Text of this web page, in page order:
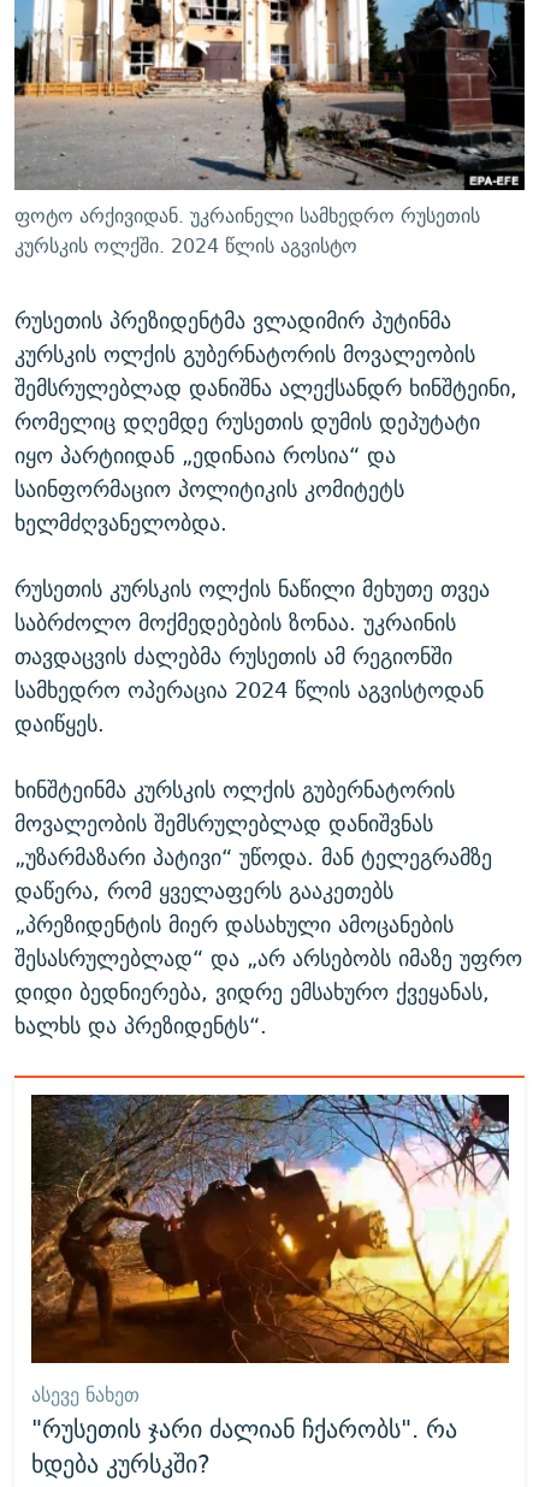
ᲛᲝᲚᲐᲞᲐᲠᲐᲙᲔ ᲢᲔᲥᲡᲢᲔᲑᲘ
ᲨᲘᲜ - ᲣᲪᲮᲝᲔᲗᲨᲘ
ᲚᲘᲢᲔᲠᲐᲢᲣᲠᲣᲚᲘ ᲬᲐᲮᲜᲐᲒᲔᲑᲘ
ᲐᲛᲔᲠᲘᲙᲣᲚᲘ ᲛᲝᲗᲮᲠᲝᲑᲐ
ᲘᲛᲞᲔᲠᲘᲐ ᲓᲐ ᲠᲐᲓᲘᲝ
ᲩᲔᲛᲘ ᲡᲘᲙᲕᲓᲘᲚᲘᲡ ᲛᲘᲖᲔᲖᲘᲐ COVID-19
11 ᲬᲔᲚᲘ - 11 ᲐᲛᲑᲐᲕᲘ
ᲡᲐᲞᲐᲠᲚᲐᲛᲔᲜᲢᲝ ᲐᲠᲩᲔᲕᲜᲔᲑᲘᲡ ᲘᲡᲢᲝᲠᲘᲐ
ᲑᲐᲕᲨᲕᲔᲑᲘ ᲞᲠᲝᲡᲢᲘᲢᲣᲪᲘᲐᲨᲘ - ᲐᲛᲝᲣᲗᲥᲛᲔᲚᲘ ᲐᲛᲑᲐᲕᲘ
5 ᲐᲛᲑᲐᲕᲘ - 20 ᲘᲕᲜᲘᲡᲡ ᲓᲐᲨᲐᲕᲔᲑᲣᲚᲔᲑᲘ
ᲐᲒᲕᲘᲡᲢᲝᲡ ᲝᲛᲘ
ᲒᲐᲛᲝᲘᲬᲔᲠᲔ
რთე/რთ-ის ყველა საიტი
ფოტო არქივიდან. უკრაინელი სამხედრო რუსეთის
კურსკის ოლქში. 2024 წლის აგვისტო
რუსეთის პრეზიდენტმა ვლადიმირ პუტინმა
კურსკის ოლქის გუბერნატორის მოვალეობის
შემსრულებლად დანიშნა ალექსანდრ ხინშტეინი,
რომელიც დღემდე რუსეთის დუმის დეპუტატი
იყო პარტიიდან „ედინაია როსია“ და
საინფორმაციო პოლიტიკის კომიტეტს
ხელმძღვანელობდა.
რუსეთის კურსკის ოლქის ნაწილი მეხუთე თვეა
საბრძოლო მოქმედებების ზონაა. უკრაინის
თავდაცვის ძალებმა რუსეთის ამ რეგიონში
სამხედრო ოპერაცია 2024 წლის აგვისტოდან
დაიწყეს.
ხინშტეინმა კურსკის ოლქის გუბერნატორის
მოვალეობის შემსრულებლად დანიშვნას
„უზარმაზარი პატივი“ უწოდა. მან ტელეგრამზე
დაწერა, რომ ყველაფერს გააკეთებს
„პრეზიდენტის მიერ დასახული ამოცანების
შესასრულებლად“ და „არ არსებობს იმაზე უფრო
დიდი ბედნიერება, ვიდრე ემსახურო ქვეყანას,
ხალხს და პრეზიდენტს“.
ᲐᲡᲔᲕᲔ ᲜᲐᲮᲔᲗ
"რუსეთის ჯარი ძალიან ჩქარობს". რა
ხდება კურსკში?